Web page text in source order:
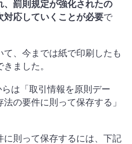
、罰則規定が強化されたの
対応していくことが必要で
、今までは紙で印刷したも
ました。
は「取引情報を原則デー
の要件に則って保存する」
に則って保存するには、下記